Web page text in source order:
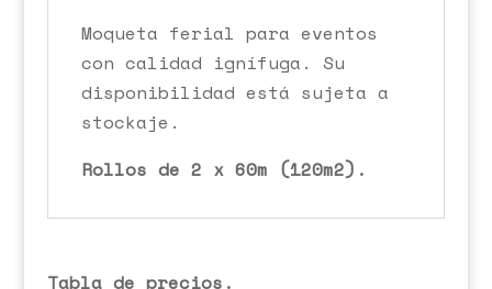
Moqueta ferial para eventos
con calidad ignífuga. Su
disponibilidad está sujeta a
stockaje.
Rollos de 2 x 60m (120m2).
Tabla de precios.